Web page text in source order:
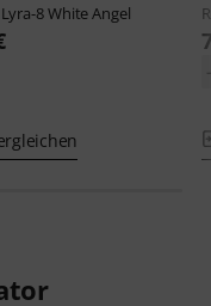
Lyra-8 White Angel